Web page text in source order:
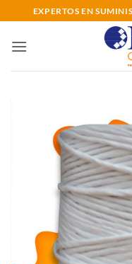
al
contenido
EXPERTOS EN